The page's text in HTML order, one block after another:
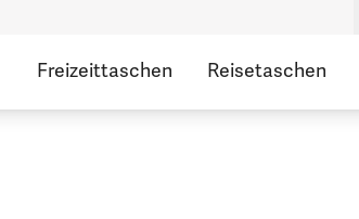
Freizeittaschen Reisetaschen